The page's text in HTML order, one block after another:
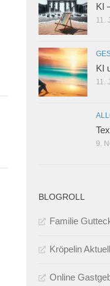
KI
11.
KI
11.
9.
BLOGROLL
Familie
Kröpelin Aktuell
Online